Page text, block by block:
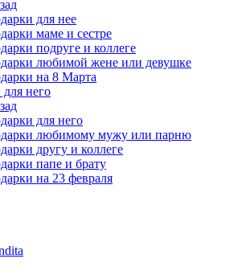
для нее
маме и сестре
подруге и коллеге
любимой жене или девушке
на 8 Марта
него
для него
любимому мужу или парню
другу и коллеге
папе и брату
на 23 февраля